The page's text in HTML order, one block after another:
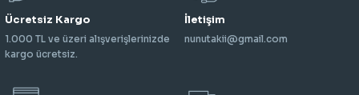
Ücretsiz Kargo
1.000 TL ve üzeri alışverişlerinizde
kargo ücretsiz.
İletişim
nunutakii@gmail.com